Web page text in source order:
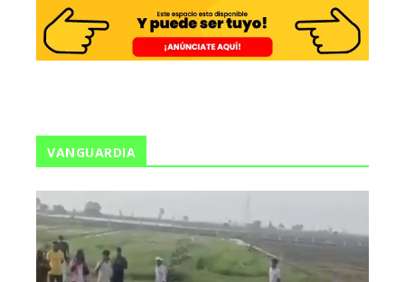
VANGUARDIA